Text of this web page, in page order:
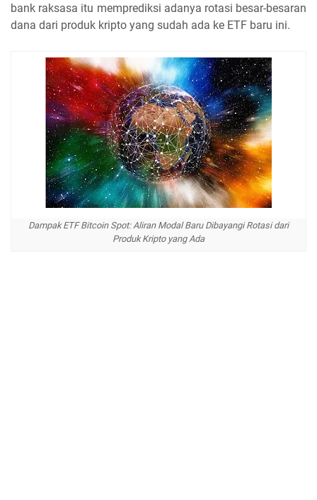
bank raksasa itu memprediksi adanya rotasi besar-besaran
dana dari produk kripto yang sudah ada ke ETF baru ini.
Dampak ETF Bitcoin Spot: Aliran Modal Baru Dibayangi Rotasi dari
Produk Kripto yang Ada